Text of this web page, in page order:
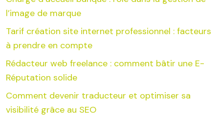
l’image de marque
Tarif création site internet professionnel : facteurs
à prendre en compte
Rédacteur web freelance : comment bâtir une E-
Réputation solide
Comment devenir traducteur et optimiser sa
visibilité grâce au SEO